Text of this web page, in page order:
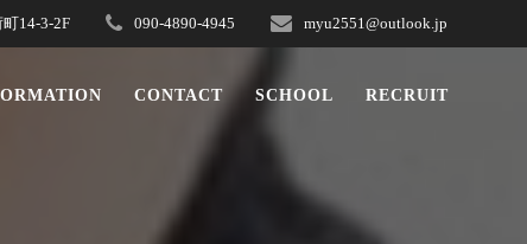
14-3-2F 090-4890-4945 myu2551@outlook.jp
CONTACT SCHOOL RECRUIT